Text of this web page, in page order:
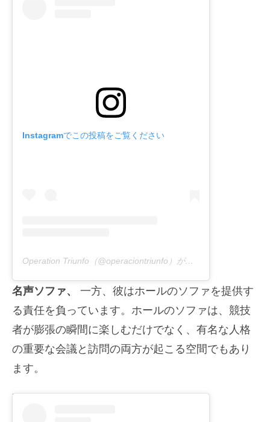
Instagramでこの投稿をご覧ください
Operation Triunfo（@operaciontriunfo）が共有する出版物
名声ソファ、
一方、彼はホールのソファを提供す
る責任を負っています。ホールのソファは、競技
者が膨張の瞬間に楽しむだけでなく、有名な人格
の重要な会議と訪問の両方が起こる空間でもあり
ます。